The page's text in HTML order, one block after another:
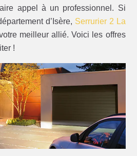
appel à un professionnel. Si
d’Isère, Serrurier 2 La
meilleur allié. Voici les offres
!